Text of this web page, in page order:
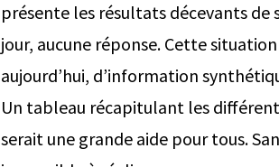
présente les résultats décevants de
jour, aucune réponse. Cette
aujourd’hui, d’information
Un tableau récapitulant les
serait une grande aide pour tous.